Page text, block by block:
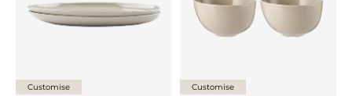
Customise Customise